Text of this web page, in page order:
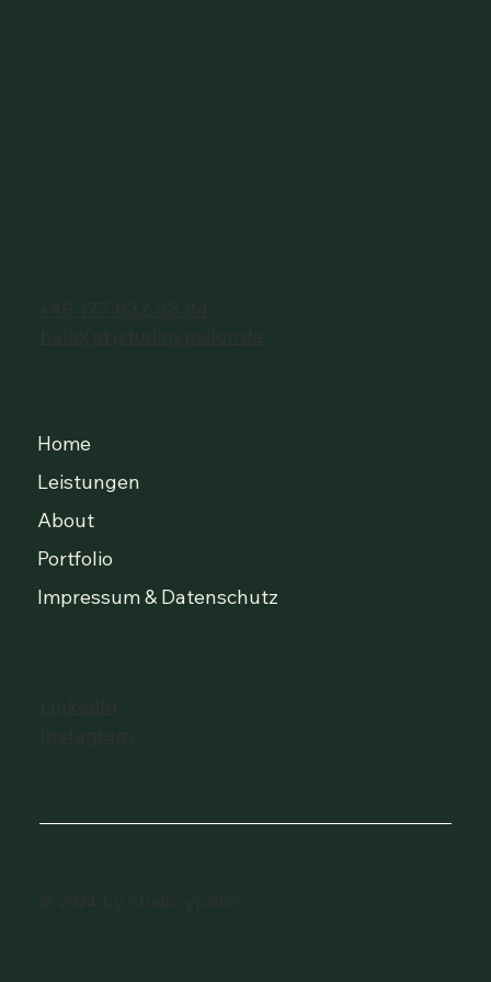
Home
Leistungen
About
Portfolio
Impressum & Datenschutz